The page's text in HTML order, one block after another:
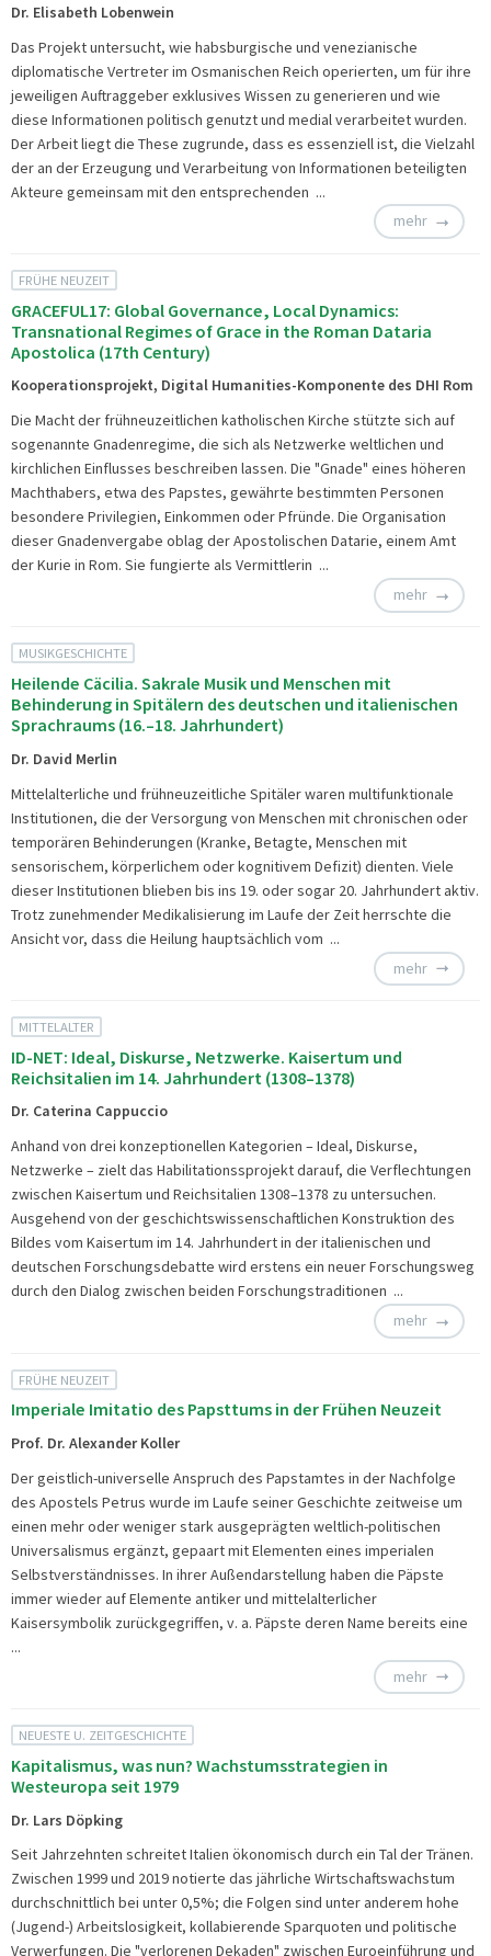
Dr. Elisabeth Lobenwein
Das Projekt untersucht, wie habsburgische und venezianische
diplomatische Vertreter im Osmanischen Reich operierten, um für ihre
jeweiligen Auftraggeber exklusives Wissen zu generieren und wie
diese Informationen politisch genutzt und medial verarbeitet wurden.
Der Arbeit liegt die These zugrunde, dass es essenziell ist, die Vielzahl
der an der Erzeugung und Verarbeitung von Informationen beteiligten
Akteure gemeinsam mit den entsprechenden ...
mehr
FRÜHE NEUZEIT
GRACEFUL17: Global Governance, Local Dynamics:
Transnational Regimes of Grace in the Roman Dataria
Apostolica (17th Century)
Kooperationsprojekt, Digital Humanities-Komponente des DHI Rom
Die Macht der frühneuzeitlichen katholischen Kirche stützte sich auf
sogenannte Gnadenregime, die sich als Netzwerke weltlichen und
kirchlichen Einflusses beschreiben lassen. Die "Gnade" eines höheren
Machthabers, etwa des Papstes, gewährte bestimmten Personen
besondere Privilegien, Einkommen oder Pfründe. Die Organisation
dieser Gnadenvergabe oblag der Apostolischen Datarie, einem Amt
der Kurie in Rom. Sie fungierte als Vermittlerin ...
mehr
MUSIKGESCHICHTE
Heilende Cäcilia. Sakrale Musik und Menschen mit
Behinderung in Spitälern des deutschen und italienischen
Sprachraums (16.–18. Jahrhundert)
Dr. David Merlin
Mittelalterliche und frühneuzeitliche Spitäler waren multifunktionale
Institutionen, die der Versorgung von Menschen mit chronischen oder
temporären Behinderungen (Kranke, Betagte, Menschen mit
sensorischem, körperlichem oder kognitivem Defizit) dienten. Viele
dieser Institutionen blieben bis ins 19. oder sogar 20. Jahrhundert aktiv.
Trotz zunehmender Medikalisierung im Laufe der Zeit herrschte die
Ansicht vor, dass die Heilung hauptsächlich vom ...
mehr
MITTELALTER
ID-NET: Ideal, Diskurse, Netzwerke. Kaisertum und
Reichsitalien im 14. Jahrhundert (1308–1378)
Dr. Caterina Cappuccio
Anhand von drei konzeptionellen Kategorien – Ideal, Diskurse,
Netzwerke – zielt das Habilitationssprojekt darauf, die Verflechtungen
zwischen Kaisertum und Reichsitalien 1308–1378 zu untersuchen.
Ausgehend von der geschichtswissenschaftlichen Konstruktion des
Bildes vom Kaisertum im 14. Jahrhundert in der italienischen und
deutschen Forschungsdebatte wird erstens ein neuer Forschungsweg
durch den Dialog zwischen beiden Forschungstraditionen ...
mehr
FRÜHE NEUZEIT
Imperiale Imitatio des Papsttums in der Frühen Neuzeit
Prof. Dr. Alexander Koller
Der geistlich-universelle Anspruch des Papstamtes in der Nachfolge
des Apostels Petrus wurde im Laufe seiner Geschichte zeitweise um
einen mehr oder weniger stark ausgeprägten weltlich-politischen
Universalismus ergänzt, gepaart mit Elementen eines imperialen
Selbstverständnisses. In ihrer Außendarstellung haben die Päpste
immer wieder auf Elemente antiker und mittelalterlicher
Kaisersymbolik zurückgegriffen, v. a. Päpste deren Name bereits eine
...
mehr
NEUESTE U. ZEITGESCHICHTE
Kapitalismus, was nun? Wachstumsstrategien in
Westeuropa seit 1979
Dr. Lars Döpking
Seit Jahrzehnten schreitet Italien ökonomisch durch ein Tal der Tränen.
Zwischen 1999 und 2019 notierte das jährliche Wirtschaftswachstum
durchschnittlich bei unter 0,5%; die Folgen sind unter anderem hohe
(Jugend-) Arbeitslosigkeit, kollabierende Sparquoten und politische
Verwerfungen. Die "verlorenen Dekaden" zwischen Euroeinführung und